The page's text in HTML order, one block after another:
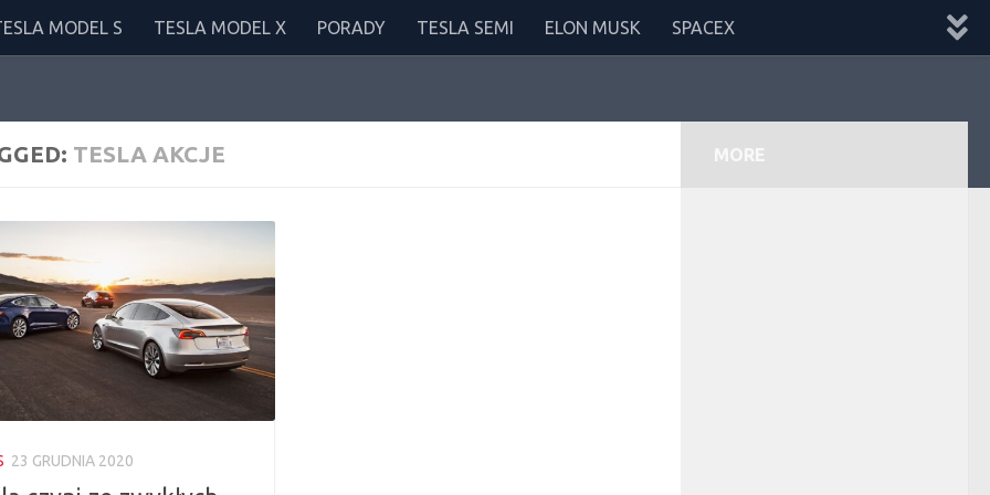
MODEL S TESLA MODEL X PORADY TESLA SEMI ELON MUSK SPACEX
TESLA AKCJE
23 GRUDNIA 2020
MORE